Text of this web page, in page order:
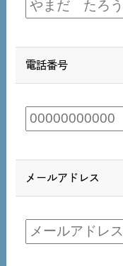
電話番号
メールアドレス